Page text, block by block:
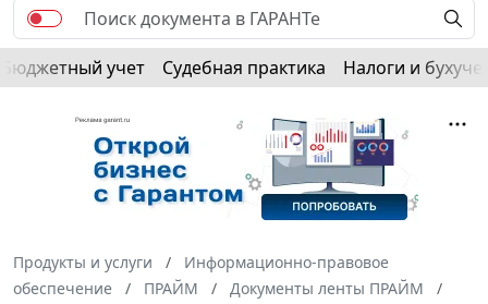
Бюджетный учет Судебная практика Налоги и
Продукты и услуги
Информационно-правовое
обеспечение
ПРАЙМ
Документы ленты ПРАЙМ